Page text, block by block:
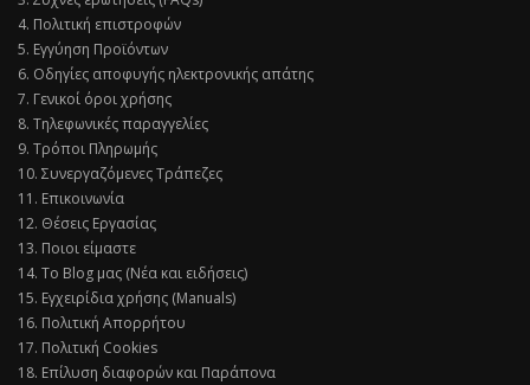
4. Πολιτική επιστροφών
5. Εγγύηση Προϊόντων
6. Οδηγίες αποφυγής ηλεκτρονικής απάτης
7. Γενικοί όροι χρήσης
8. Τηλεφωνικές παραγγελίες
9. Τρόποι Πληρωμής
10. Συνεργαζόμενες Τράπεζες
11. Επικοινωνία
12. Θέσεις Εργασίας
13. Ποιοι είμαστε
14. Το Blog μας (Νέα και ειδήσεις)
15. Εγχειρίδια χρήσης (Manuals)
16. Πολιτική Απορρήτου
17. Πολιτική Cookies
18. Επίλυση διαφορών και Παράπονα